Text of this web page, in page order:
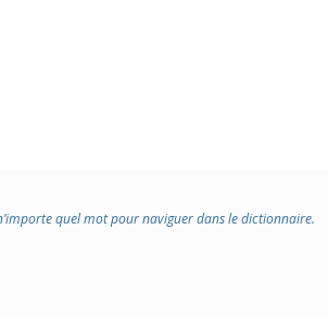
quel mot pour naviguer dans le dictionnaire.